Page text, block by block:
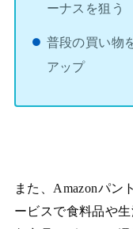
ーナスを狙う
普段の買い物
アップ
また、Amazonパン
ービスで食料品や